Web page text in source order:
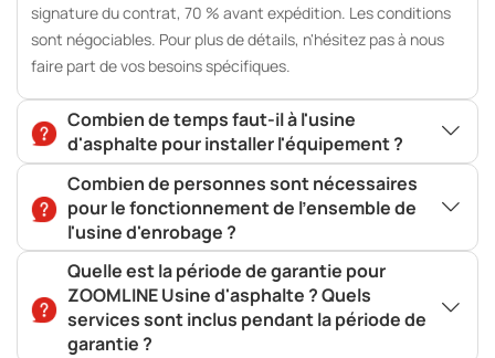
signature du contrat, 70 % avant expédition. Les conditions
sont négociables. Pour plus de détails, n'hésitez pas à nous
faire part de vos besoins spécifiques.
Combien de temps faut-il à l'usine
d'asphalte pour installer l'équipement ?
Combien de personnes sont nécessaires
pour le fonctionnement de l'ensemble de
l'usine d'enrobage ?
Quelle est la période de garantie pour
ZOOMLINE Usine d'asphalte ? Quels
services sont inclus pendant la période de
garantie ?